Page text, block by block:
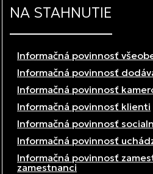
NA STAHNUTIE
Informačná povinnosť
Informačná povinnosť
Informačná povinnosť
Informačná povinnosť klienti
Informačná povinnosť
Informačná povinnosť
Informačná povinnosť
zamestnanci